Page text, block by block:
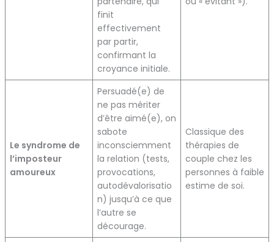
finit
effectivement
par partir,
confirmant la
croyance initiale.
Le syndrome de
l’imposteur
amoureux
Persuadé(e) de
ne pas mériter
d’être aimé(e), on
sabote
inconsciemment
la relation (tests,
provocations,
autodévalorisatio
n) jusqu’à ce que
l’autre se
décourage.
Classique des
thérapies de
couple chez les
personnes à faible
estime de soi.